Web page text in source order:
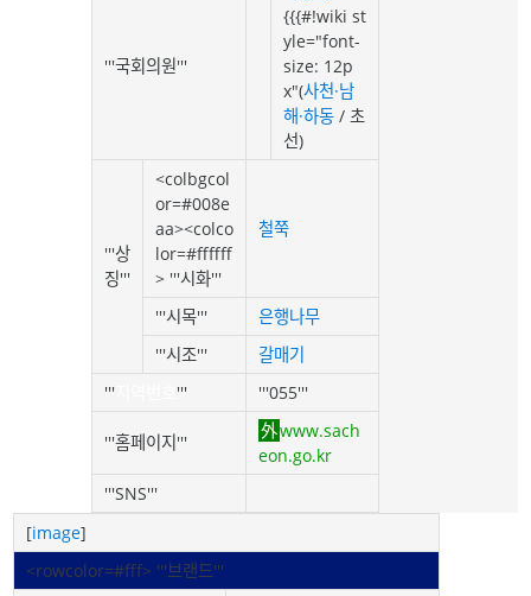
'''국회의원'''
{{{#!wiki st
yle="font-
size: 12p
x"(사천·남
해·하동/ 초
선)
'''상
징'''
<colbgcol
or=#008e
aa><colco
lor=#ffffff
> '''시화'''
철쭉
'''시목'''
은행나무
'''시조'''
갈매기
'''지역번호 ''' '''055'''
'''홈페이지'''
www.sach
eon.go.kr
'''SNS'''
[image]
<rowcolor=#fff> '''브랜드'''